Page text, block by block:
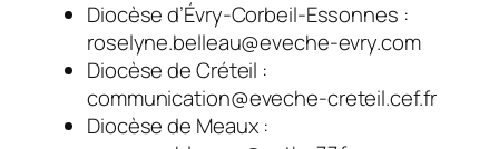
Diocèse d’Évry-Corbeil-Essonnes :
roselyne.belleau@eveche-evry.com
Diocèse de Créteil :
communication@eveche-creteil.cef.fr
Diocèse de Meaux :